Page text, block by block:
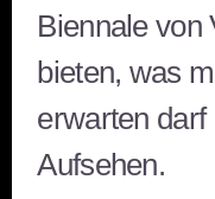
Biennale von
bieten, was
erwarten
Aufsehen.